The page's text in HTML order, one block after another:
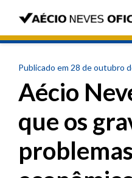
Publicado em 28 de outubro
Aécio
que os
problemas